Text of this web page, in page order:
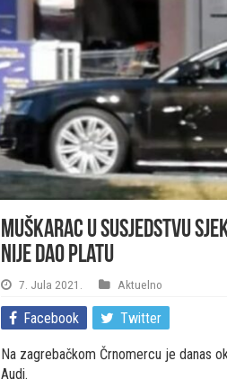
Muškarac u susjedstvu
nije dao platu
7. Jula 2021. Aktuelno
Facebook Twitter
Na zagrebačkom Črnomercu je danas
Audi.